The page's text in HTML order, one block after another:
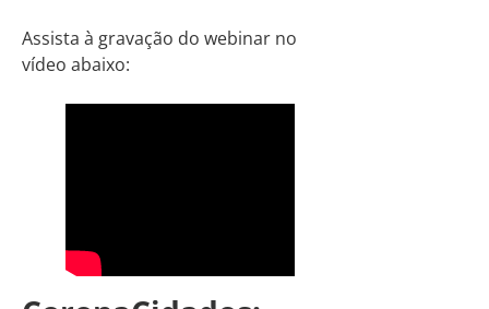
Assista à gravação do webinar no
vídeo abaixo: